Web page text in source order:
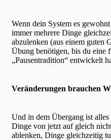
Wenn dein System es
immer mehrere Dinge
abzulenken (aus einem guten
Übung benötigen, bis du eine
„Pausentradition“ entwickelt
Veränderungen brauchen
Und in dem Übergang ist
Dinge von jetzt auf gleich
ablenken, Dinge gleichzeitig